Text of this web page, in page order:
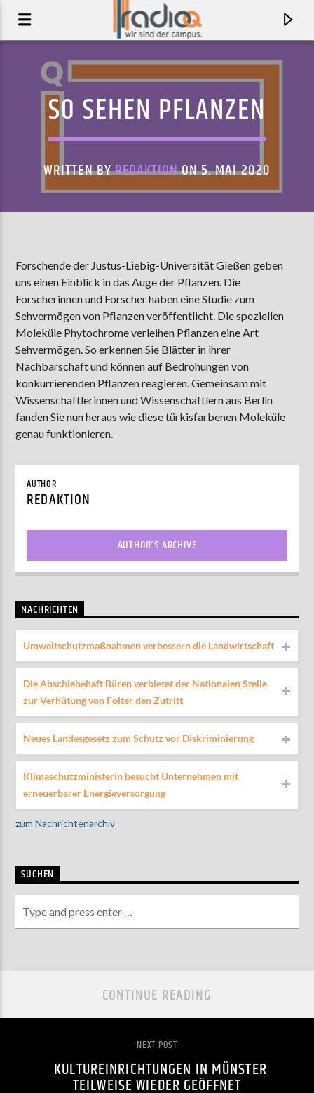
AKTUELLER TRACK
OH, YOU'RE SO FINE
LIZKI
AKTUELLE SENDUNG
MOEBIUS
12:00 24:00
ZU HÖREN INMünster90,9 MHzSteinfurt103,9 MHz
SO SEHEN PFLANZEN
WRITTEN BYREDAKTIONON 5. MAI 2020
Forschende der Justus-Liebig-Universität Gießen geben
uns einen Einblick in das Auge der Pflanzen. Die
Forscherinnen und Forscher haben eine Studie zum
Sehvermögen von Pflanzen veröffentlicht. Die speziellen
Moleküle Phytochrome verleihen Pflanzen eine Art
Sehvermögen. So erkennen Sie Blätter in ihrer
Nachbarschaft und können auf Bedrohungen von
konkurrierenden Pflanzen reagieren. Gemeinsam mit
Wissenschaftlerinnen und Wissenschaftlern aus Berlin
fanden Sie nun heraus wie diese türkisfarbenen Moleküle
genau funktionieren.
AUTHOR
REDAKTION
AUTHOR'S ARCHIVE
NACHRICHTEN
Umweltschutzmaßnahmen verbessern die Landwirtschaft
Die Abschiebehaft Büren verbietet der Nationalen Stelle
zur Verhütung von Folter den Zutritt
Neues Landesgesetz zum Schutz vor Diskriminierung
Klimaschutzministerin besucht Unternehmen mit
erneuerbarer Energieversorgung
zum Nachrichtenarchiv
SUCHEN
CONTINUE READING
NEXT POST
KULTUREINRICHTUNGEN IN MÜNSTER
TEILWEISE WIEDER GEÖFFNET